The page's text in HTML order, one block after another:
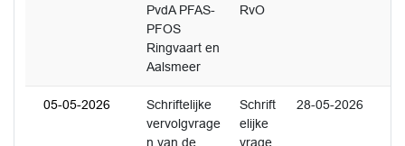
PvdA PFAS-
PFOS
Ringvaart en
Aalsmeer
RvO
05-05-2026
Schriftelijke
vervolgvrage
n van de
Schrift
elijke
vrage
28-05-2026